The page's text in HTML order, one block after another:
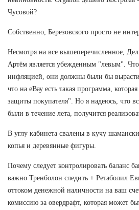
Чусовой?
Собственно, Березовского просто не
Несмотря на все вышеперечисленное,
Артём является убежденным "левым".
инфляцией, они должны были бы
что на еВау есть такая программа,
защиты покупателя". Но я надеюсь, что
были в течение лета, получится
В углу кабинета свалены в кучу
копья и деревянные фигуры.
Почему следует контролировать баланс
важно Тренболон следить + Ретаболил
оттоком денежной наличности на ваш
комиссию за овердрафт, которая может